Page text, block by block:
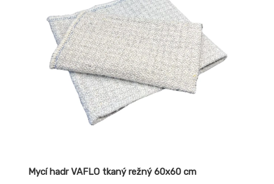
Mycí hadr VAFLO tkaný režný 60x60 cm